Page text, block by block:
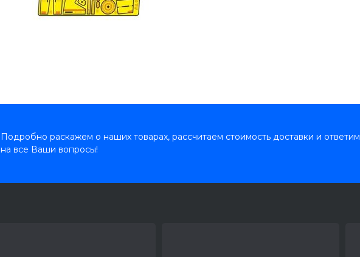
Подробно раскажем о наших товарах, рассчитаем стоимость доставки и ответим
на все Ваши вопросы!